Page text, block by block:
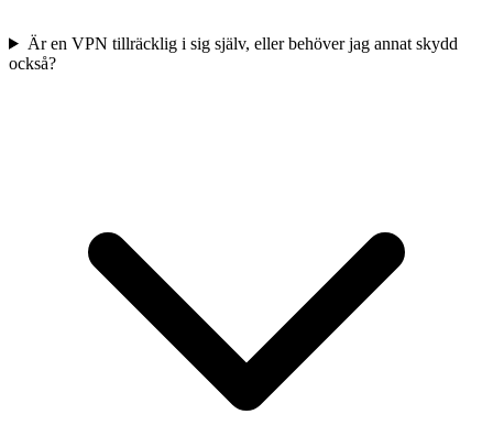
Är en VPN tillräcklig i sig själv, eller behöver jag annat skydd
också?